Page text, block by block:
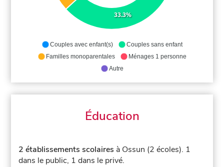
33.3%
Couples avec enfant(s)
Couples sans enfant
Familles monoparentales
Ménages 1 personne
Autre
Éducation
2 établissements scolaires à Ossun (2 écoles). 1
dans le public, 1 dans le privé.